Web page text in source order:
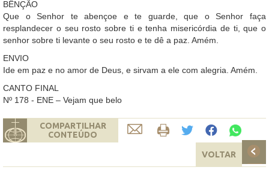
BÊNÇÃO
Que o Senhor te abençoe e te guarde, que o Senhor faça
resplandecer o seu rosto sobre ti e tenha misericórdia de ti, que o
senhor sobre ti levante o seu rosto e te dê a paz. Amém.
ENVIO
Ide em paz e no amor de Deus, e sirvam a ele com alegria. Amém.
CANTO FINAL
Nº 178 - ENE – Vejam que belo
COMPARTILHAR
CONTEÚDO
VOLTAR